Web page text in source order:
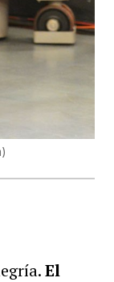
)
El